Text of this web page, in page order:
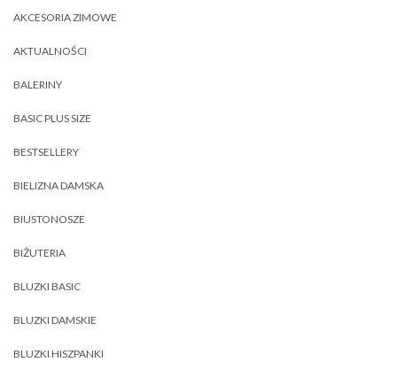
AKCESORIA ZIMOWE
AKTUALNOŚCI
BALERINY
BASIC PLUS SIZE
BESTSELLERY
BIELIZNA DAMSKA
BIUSTONOSZE
BIŻUTERIA
BLUZKI BASIC
BLUZKI DAMSKIE
BLUZKI HISZPANKI